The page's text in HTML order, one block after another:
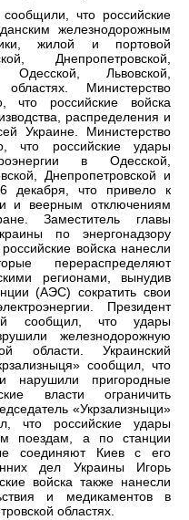
что российские
железнодорожным
жилой и портовой
Днепропетровской,
Одесской, Львовской,
Министерство
что российские войска
распределения и
Украине. Министерство
что российские удары
в Одесской,
Днепропетровской и
декабря, что привело к
и веерным отключениям
Заместитель главы
по энергонадзору
войска нанесли
перераспределяют
регионами, вынудив
(АЭС) сократить свои
Президент
сообщил, что удары
железнодорожную
области. Украинский
сообщил, что
нарушили пригородные
власти ограничить
«Укрзализныци»
что российские удары
поездам, а по станции
соединяют Киев с его
дел Украины Игорь
войска также нанесли
и медикаментов в
областях.